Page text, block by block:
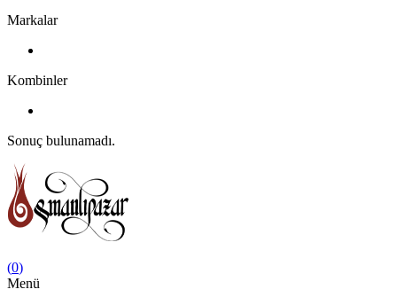
Markalar
Kombinler
Sonuç bulunamadı.
(0)
Menü